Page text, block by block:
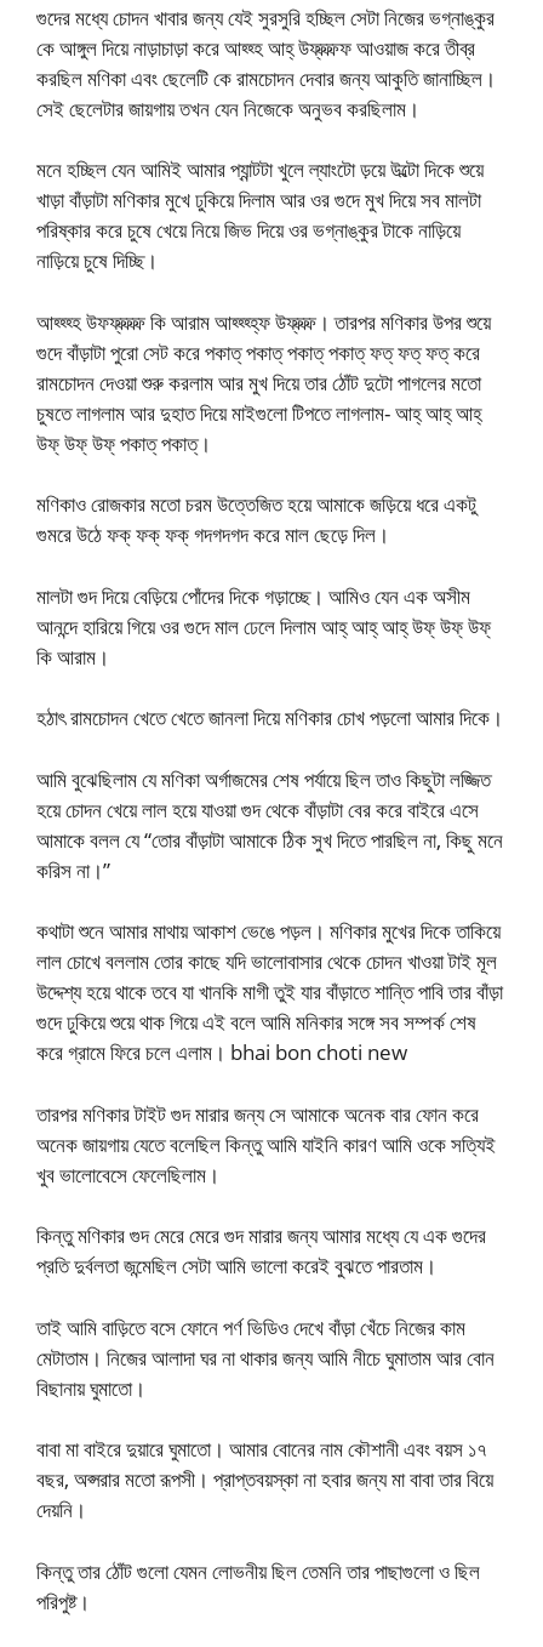
গুদের মধ্যে চোদন খাবার জন্য যেই সুরসুরি হচ্ছিল সেটা নিজের ভগ্নাঙ্কুর
কে আঙ্গুল দিয়ে নাড়াচাড়া করে আহ্হ্হ আহ্ উফ্ফ্ফ্ফ্ফ আওয়াজ করে তীব্র
করছিল মণিকা এবং ছেলেটি কে রামচোদন দেবার জন্য আকুতি জানাচ্ছিল।
সেই ছেলেটার জায়গায় তখন যেন নিজেকে অনুভব করছিলাম।
মনে হচ্ছিল যেন আমিই আমার প্যান্টটা খুলে ল্যাংটো ড়য়ে উল্টো দিকে শুয়ে
খাড়া বাঁড়াটা মণিকার মুখে ঢুকিয়ে দিলাম আর ওর গুদে মুখ দিয়ে সব মালটা
পরিষ্কার করে চুষে খেয়ে নিয়ে জিভ দিয়ে ওর ভগ্নাঙ্কুর টাকে নাড়িয়ে
নাড়িয়ে চুষে দিচ্ছি।
আহ্হ্হ্হ উফফ্ফ্ফ্ফ্ফ্ কি আরাম আহ্হ্হ্হ্ফ উফ্ফ্ফ্ফ্। তারপর মণিকার উপর শুয়ে
গুদে বাঁড়াটা পুরো সেট করে পকাত্ পকাত্ পকাত্ পকাত্ ফত্ ফত্ ফত্ করে
রামচোদন দেওয়া শুরু করলাম আর মুখ দিয়ে তার ঠোঁট দুটো পাগলের মতো
চুষতে লাগলাম আর দুহাত দিয়ে মাইগুলো টিপতে লাগলাম- আহ্ আহ্ আহ্
উফ্ উফ্ উফ্ পকাত্ পকাত্।
মণিকাও রোজকার মতো চরম উত্তেজিত হয়ে আমাকে জড়িয়ে ধরে একটু
গুমরে উঠে ফক্ ফক্ ফক্ গদগদগদ করে মাল ছেড়ে দিল।
মালটা গুদ দিয়ে বেড়িয়ে পোঁদের দিকে গড়াচ্ছে। আমিও যেন এক অসীম
আনন্দে হারিয়ে গিয়ে ওর গুদে মাল ঢেলে দিলাম আহ্ আহ্ আহ্ উফ্ উফ্ উফ্
কি আরাম।
হঠাৎ রামচোদন খেতে খেতে জানলা দিয়ে মণিকার চোখ পড়লো আমার দিকে।
আমি বুঝেছিলাম যে মণিকা অর্গাজমের শেষ পর্যায়ে ছিল তাও কিছুটা লজ্জিত
হয়ে চোদন খেয়ে লাল হয়ে যাওয়া গুদ থেকে বাঁড়াটা বের করে বাইরে এসে
আমাকে বলল যে “তোর বাঁড়াটা আমাকে ঠিক সুখ দিতে পারছিল না, কিছু মনে
করিস না।”
কথাটা শুনে আমার মাথায় আকাশ ভেঙে পড়ল। মণিকার মুখের দিকে তাকিয়ে
লাল চোখে বললাম তোর কাছে যদি ভালোবাসার থেকে চোদন খাওয়া টাই মূল
উদ্দেশ্য হয়ে থাকে তবে যা খানকি মাগী তুই যার বাঁড়াতে শান্তি পাবি তার বাঁড়া
গুদে ঢুকিয়ে শুয়ে থাক গিয়ে এই বলে আমি মনিকার সঙ্গে সব সম্পর্ক শেষ
করে গ্রামে ফিরে চলে এলাম। bhai bon choti new
তারপর মণিকার টাইট গুদ মারার জন্য সে আমাকে অনেক বার ফোন করে
অনেক জায়গায় যেতে বলেছিল কিন্তু আমি যাইনি কারণ আমি ওকে সত্যিই
খুব ভালোবেসে ফেলেছিলাম।
কিন্তু মণিকার গুদ মেরে মেরে গুদ মারার জন্য আমার মধ্যে যে এক গুদের
প্রতি দুর্বলতা জন্মেছিল সেটা আমি ভালো করেই বুঝতে পারতাম।
তাই আমি বাড়িতে বসে ফোনে পর্ণ ভিডিও দেখে বাঁড়া খেঁচে নিজের কাম
মেটাতাম। নিজের আলাদা ঘর না থাকার জন্য আমি নীচে ঘুমাতাম আর বোন
বিছানায় ঘুমাতো।
বাবা মা বাইরে দুয়ারে ঘুমাতো। আমার বোনের নাম কৌশানী এবং বয়স ১৭
বছর, অপ্সরার মতো রূপসী। প্রাপ্তবয়স্কা না হবার জন্য মা বাবা তার বিয়ে
দেয়নি।
কিন্তু তার ঠোঁট গুলো যেমন লোভনীয় ছিল তেমনি তার পাছাগুলো ও ছিল
পরিপুষ্ট।